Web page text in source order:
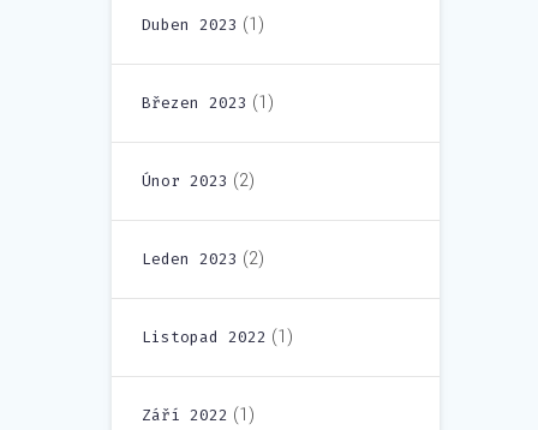
Duben 2023 (1)
Březen 2023 (1)
Únor 2023 (2)
Leden 2023 (2)
Listopad 2022 (1)
Září 2022 (1)